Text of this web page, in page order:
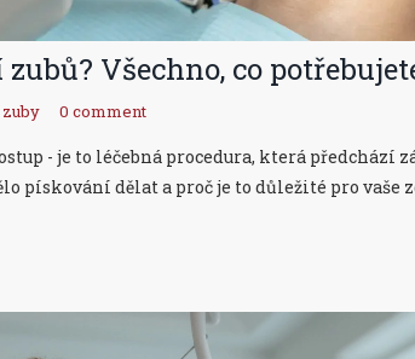
Všechno, co
zuby 0 comment
- je to léčebná procedura, která předchází
pískování dělat a proč je to důležité pro vaše